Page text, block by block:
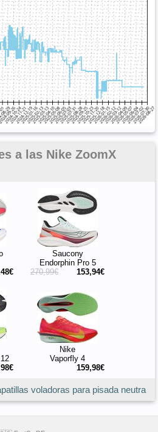
a las Nike ZoomX
Saucony
Endorphin Pro 5
270,99€
153,94€
Nike
Vaporfly 4
159,98€
voladoras para pisada neutra